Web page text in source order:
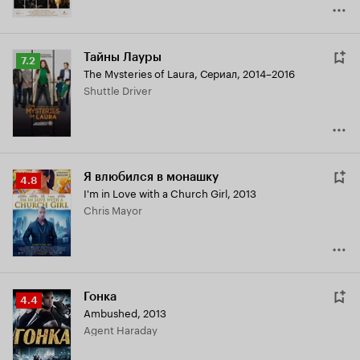
Рейтинг
Кинопоиска
7.2
7.2 Тайны Лауры
The Mysteries of Laura, Сериал, 2014–2016
Shuttle Driver
Рейтинг
Кинопоиска
4.8
4.8 Я влюбился в монашку
I'm in Love with a Church Girl, 2013
Chris Mayor
Рейтинг
Кинопоиска
4.4
4.4 Гонка
Ambushed, 2013
Agent Haraday